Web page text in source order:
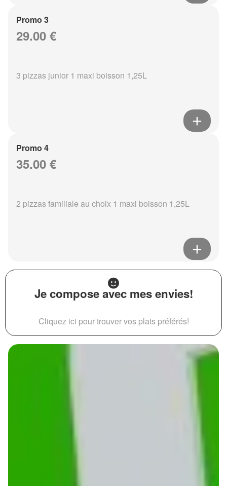
Promo 3
29.00 €
3 pizzas junior 1 maxi boisson 1,25L
Promo 4
35.00 €
2 pizzas familiale au choix 1 maxi boisson 1,25L
Je compose avec mes envies!
Cliquez ici pour trouver vos plats préférés!